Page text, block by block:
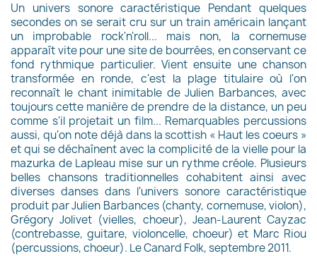
Un univers sonore caractéristique Pendant quelques
secondes on se serait cru sur un train américain lançant
un improbable rock'n'roll... mais non, la cornemuse
apparaît vite pour une site de bourrées, en conservant ce
fond rythmique particulier. Vient ensuite une chanson
transformée en ronde, c'est la plage titulaire où l'on
reconnaît le chant inimitable de Julien Barbances, avec
toujours cette manière de prendre de la distance, un peu
comme s'il projetait un film... Remarquables percussions
aussi, qu'on note déjà dans la scottish « Haut les coeurs »
et qui se déchaînent avec la complicité de la vielle pour la
mazurka de Lapleau mise sur un rythme créole. Plusieurs
belles chansons traditionnelles cohabitent ainsi avec
diverses danses dans l'univers sonore caractéristique
produit par Julien Barbances (chanty, cornemuse, violon),
Grégory Jolivet (vielles, choeur), Jean-Laurent Cayzac
(contrebasse, guitare, violoncelle, choeur) et Marc Riou
(percussions, choeur). Le Canard Folk, septembre 2011.